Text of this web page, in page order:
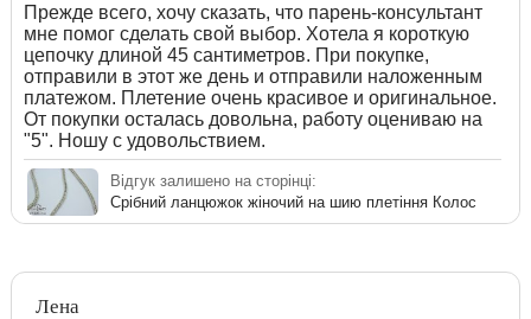
Прежде всего, хочу сказать, что парень-консультант
мне помог сделать свой выбор. Хотела я короткую
цепочку длиной 45 сантиметров. При покупке,
отправили в этот же день и отправили наложенным
платежом. Плетение очень красивое и оригинальное.
От покупки осталась довольна, работу оцениваю на
"5". Ношу с удовольствием.
Відгук залишено на сторінці:
Срібний ланцюжок жіночий на шию плетіння Колос
Лена